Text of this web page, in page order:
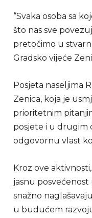
“Svaka osoba sa
što nas sve
pretočimo u
Gradsko vijeće
Posjeta naseljima
Zenica, koja je
prioritetnim
posjete i u drugim
odgovornu vlast
Kroz ove
jasnu posvećenost
snažno
u budućem